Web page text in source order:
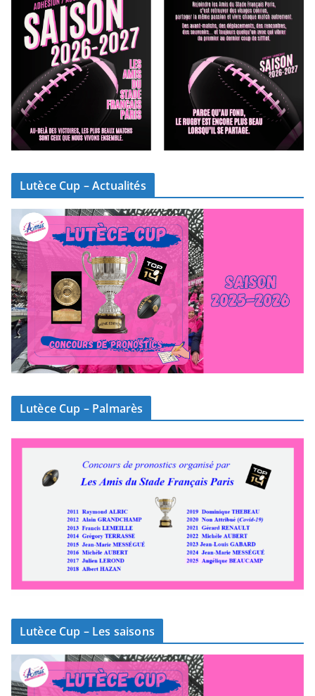
Lutèce Cup – Actualités
Lutèce Cup – Palmarès
Lutèce Cup – Les saisons